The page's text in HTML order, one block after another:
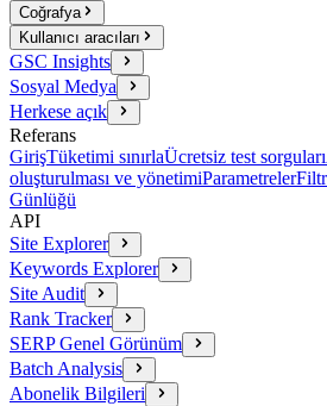
Coğrafya
Kullanıcı aracıları
GSC Insights
Sosyal Medya
Herkese açık
Referans
GirişTüketimi sınırlaÜcretsiz test sorguları
oluşturulması ve yönetimiParametreler
Günlüğü
API
Site Explorer
Keywords Explorer
Site Audit
Rank Tracker
SERP Genel Görünüm
Batch Analysis
Abonelik Bilgileri